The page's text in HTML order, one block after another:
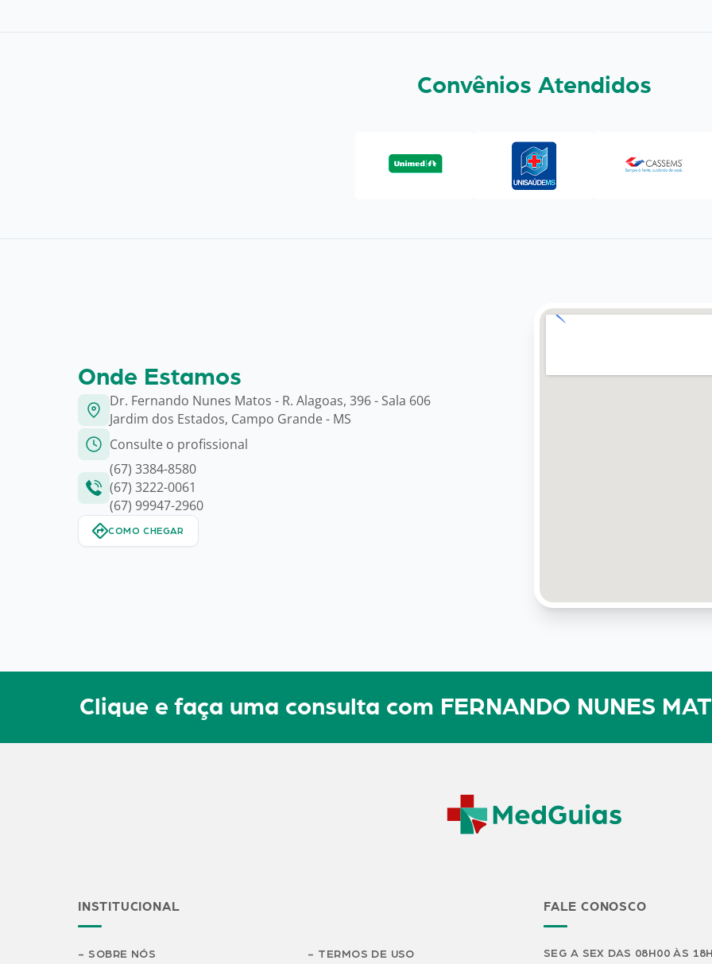
Convênios Atendidos
Onde Estamos
Dr. Fernando Nunes Matos - R. Alagoas, 396 - Sala 606
Jardim dos Estados, Campo Grande - MS
Consulte o profissional
(67) 3384-8580
(67) 3222-0061
(67) 99947-2960
COMO CHEGAR
Clique e faça uma consulta com FERNANDO NUNES
INSTITUCIONAL
SOBRE NÓS TERMOS DE USO
FALE CONOSCO
SEG A SEX DAS 08H00 ÀS